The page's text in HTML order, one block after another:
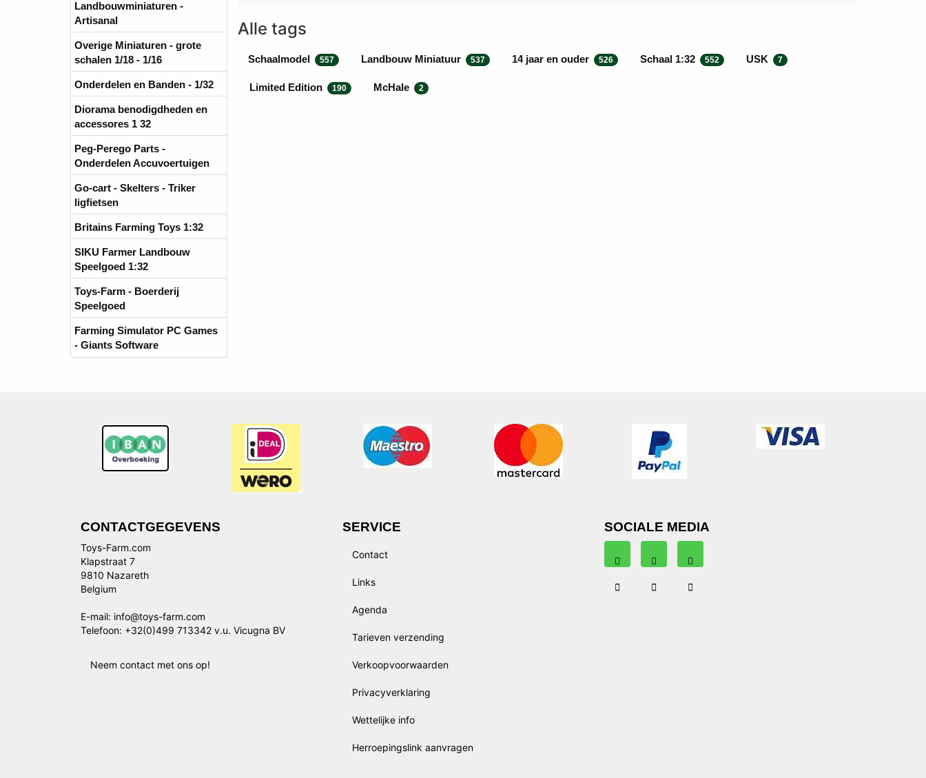
Landbouwminiaturen -
Artisanal
Overige Miniaturen - grote
schalen 1/18 - 1/16
Onderdelen en Banden - 1/32
Diorama benodigdheden en
accessores 1 32
Peg-Perego Parts -
Onderdelen Accuvoertuigen
Go-cart - Skelters - Triker
ligfietsen
Britains Farming Toys 1:32
SIKU Farmer Landbouw
Speelgoed 1:32
Toys-Farm - Boerderij
Speelgoed
Farming Simulator PC Games
- Giants Software
Alle tags
Schaalmodel 557 Landbouw Miniatuur 537 14 jaar en ouder 526 Schaal 1:32 552 USK 7
Limited Edition 190 McHale 2
CONTACTGEGEVENS
Toys-Farm.com
Klapstraat 7
9810 Nazareth
Belgium
E-mail: info@toys-farm.com
Telefoon: +32(0)499 713342 v.u. Vicugna BV
Neem contact met ons op!
SERVICE
Contact
Links
Agenda
Tarieven verzending
Verkoopvoorwaarden
Privacyverklaring
Wettelijke info
Herroepingslink aanvragen
SOCIALE MEDIA